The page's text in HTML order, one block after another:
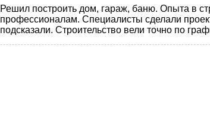
Решил построить дом, гараж, баню. Опыта в
профессионалам. Специалисты сделали
подсказали. Строительство вели точно по